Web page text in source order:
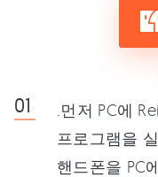
.먼저 PC에
프로그램을
핸드폰을 PC